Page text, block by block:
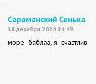
Сараманский Сенька
18 декабря 2024 14:49
море баблаа, я счастлив